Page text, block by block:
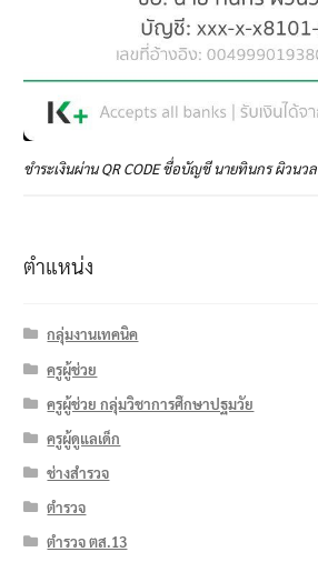
ชำระเงินผ่าน QR CODE ชื่อบัญชี นายทินกร ผิวนวล
ตำแหน่ง
กลุ่มงานเทคนิค
ครูผู้ช่วย
ครูผู้ช่วย กลุ่มวิชาการศึกษาปฐมวัย
ครูผู้ดูแลเด็ก
ช่างสำรวจ
ตำรวจ
ตำรวจ ตส.13